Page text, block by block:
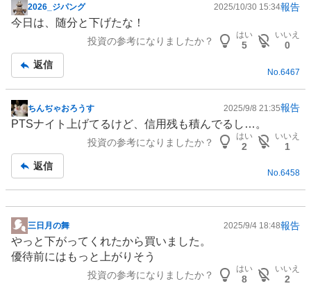
掲
示
事
2026_ジパング 2025/10/30 15:34報告
今日は、随分と下げたな！
投資の参考になりましたか？
はい
5
いいえ
0
返信
No. 6467
掲
示
事
ちんぢゃおろうす 2025/9/8 21:35報告
PTSナイト上げてるけど、信用残も積んでるし…。
投資の参考になりましたか？
はい
2
いいえ
1
返信
No.6458
掲
示
板
三日月の舞 2025/9/4 18:48報告
やっと下がってくれたから買いました。
優待前にはもっと上がりそう
投資の参考になりましたか？
はい
8
いいえ
2